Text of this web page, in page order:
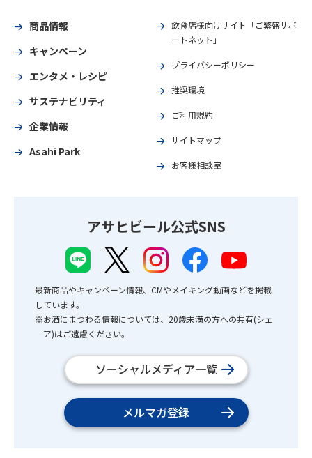
商品情報
キャンペーン
エンタメ・レシピ
サステナビリティ
企業情報
Asahi Park
飲食店様向けサイト「ご繁盛サポ
ートネット」
プライバシーポリシー
推奨環境
ご利用規約
サイトマップ
お客様相談室
アサヒビール公式SNS
最新商品やキャンペーン情報、CMやメイキング動画などを掲載
しています。
※お酒にまつわる情報については、20歳未満の方への共有(シェ
ア)はご遠慮ください。
ソーシャルメディア一覧
メルマガ登録